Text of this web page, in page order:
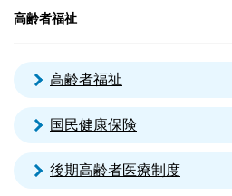
高齢者福祉
高齢者福祉
国民健康保険
後期高齢者医療制度